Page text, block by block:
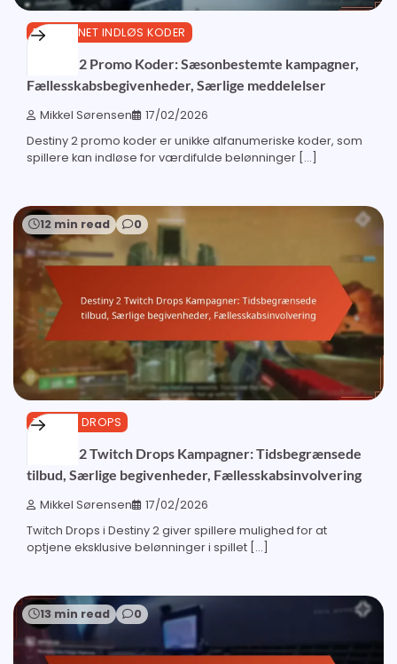
BUNGIE.NET INDLØS KODER
Destiny 2 Promo Koder: Sæsonbestemte kampagner,
Fællesskabsbegivenheder, Særlige meddelelser
Mikkel Sørensen 17/02/2026
Destiny 2 promo koder er unikke alfanumeriske koder, som
spillere kan indløse for værdifulde belønninger […]
12 min read 0
TWITCH DROPS
Destiny 2 Twitch Drops Kampagner: Tidsbegrænsede
tilbud, Særlige begivenheder, Fællesskabsinvolvering
Mikkel Sørensen 17/02/2026
Twitch Drops i Destiny 2 giver spillere mulighed for at
optjene eksklusive belønninger i spillet […]
13 min read 0